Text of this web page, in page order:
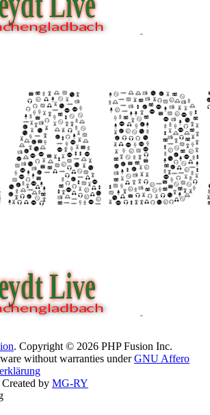
. Copyright © 2026 PHP Fusion Inc.
without warranties underGNU Affero
by MG-RY